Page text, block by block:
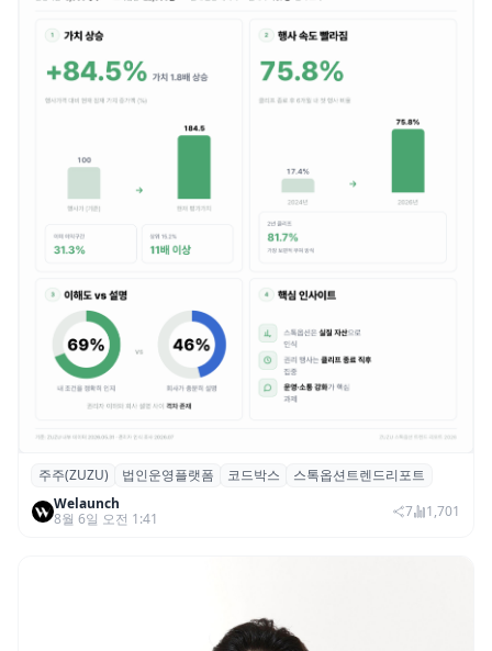
스톡옵션 취소율 2년 만에 18.2%→31.3%…
권리 발생 즉시 행사 비중도 급증
주주(ZUZU) 법인운영플랫폼 코드박스
스톡옵션트렌드리포트
Welaunch
8월 6일 오전 1:41
7 1,701